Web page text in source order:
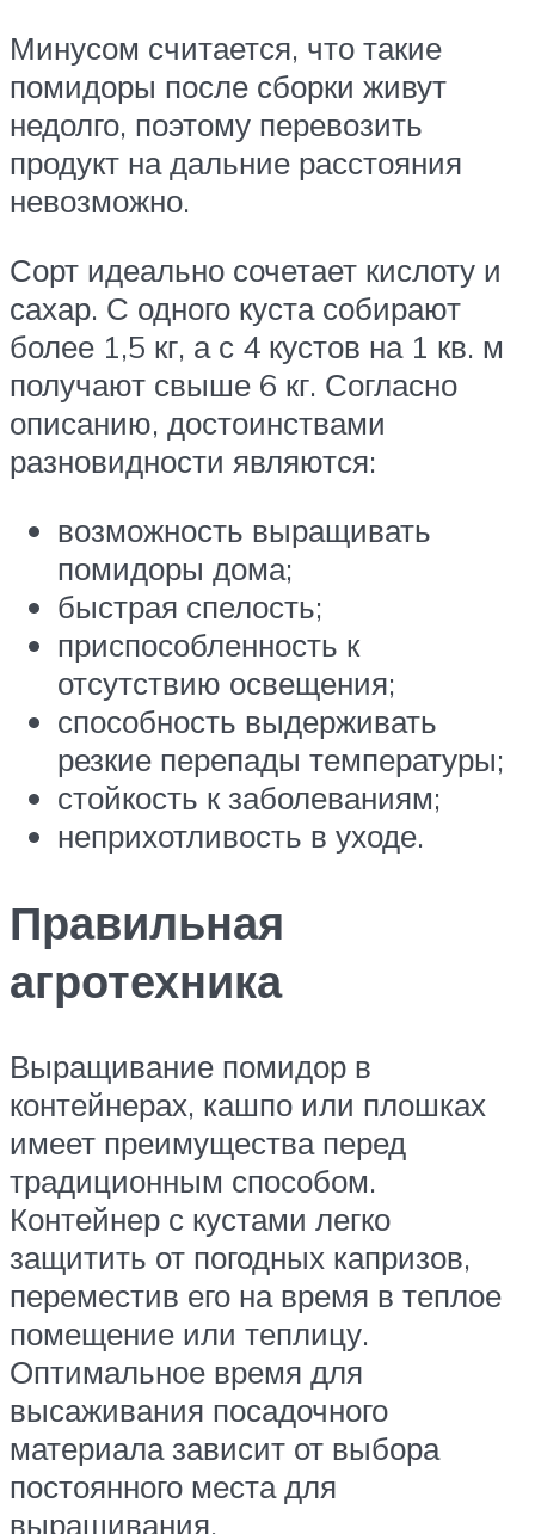
Минусом считается, что такие
помидоры после сборки живут
недолго, поэтому перевозить
продукт на дальние расстояния
невозможно.
Сорт идеально сочетает кислоту и
сахар. С одного куста собирают
более 1,5 кг, а с 4 кустов на 1 кв. м
получают свыше 6 кг. Согласно
описанию, достоинствами
разновидности являются:
возможность выращивать
помидоры дома;
быстрая спелость;
приспособленность к
отсутствию освещения;
способность выдерживать
резкие перепады температуры;
стойкость к заболеваниям;
неприхотливость в уходе.
Правильная
агротехника
Выращивание помидор в
контейнерах, кашпо или плошках
имеет преимущества перед
традиционным способом.
Контейнер с кустами легко
защитить от погодных капризов,
переместив его на время в теплое
помещение или теплицу.
Оптимальное время для
высаживания посадочного
материала зависит от выбора
постоянного места для
выращивания.